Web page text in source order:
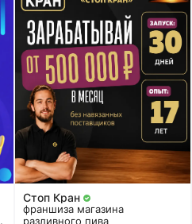
Стоп Кран
франшиза магазина
разливного пива